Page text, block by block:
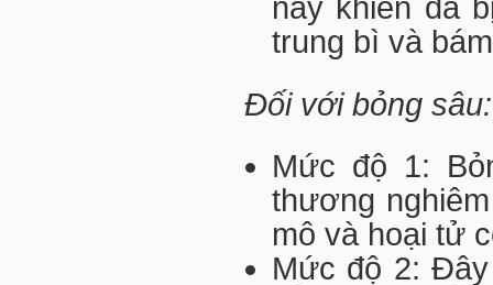
này khiến da
trung bì và
Đối với bỏng sâu:
Mức độ 1:
thương
mô và hoại tử
Mức độ 2: